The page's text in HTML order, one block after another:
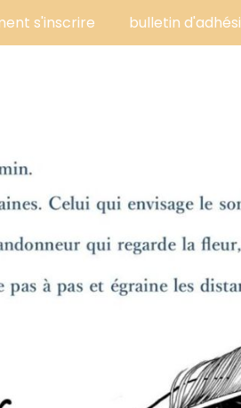
s'inscrire bulletin